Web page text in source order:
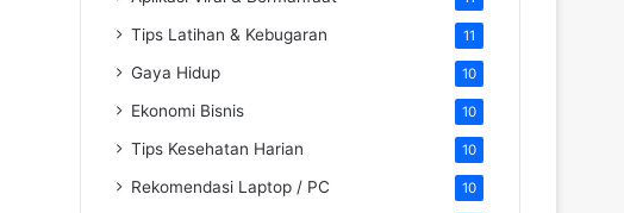
Tips Latihan & Kebugaran 11
Gaya Hidup 10
Ekonomi Bisnis 10
Tips Kesehatan Harian 10
Rekomendasi Laptop / PC 10